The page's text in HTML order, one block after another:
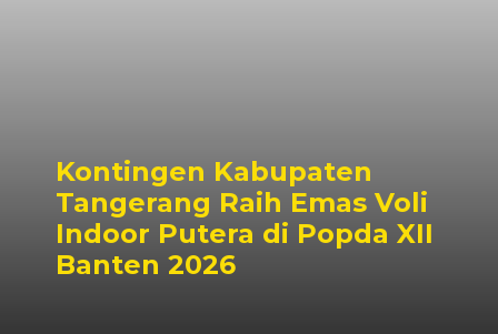
Kontingen Kabupaten
Tangerang Raih Emas Voli
Indoor Putera di Popda XII
Banten 2026